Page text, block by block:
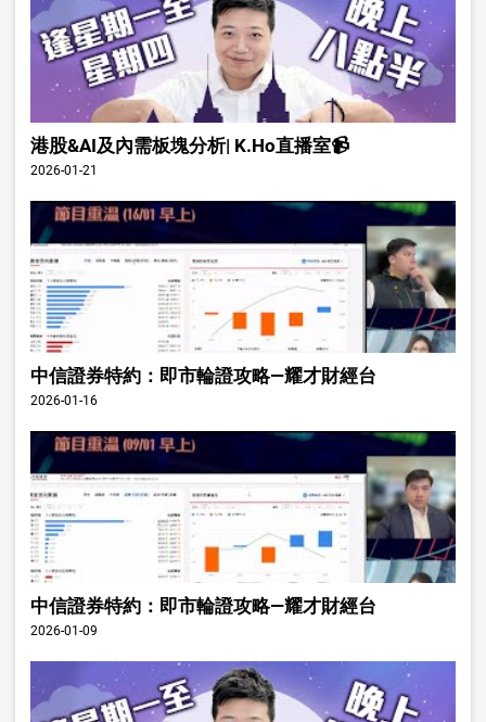
港股&AI及內需板塊分析| K.Ho直播室📹
2026-01-21
中信證券特約：即市輪證攻略—耀才財經台
2026-01-16
中信證券特約：即市輪證攻略—耀才財經台
2026-01-09